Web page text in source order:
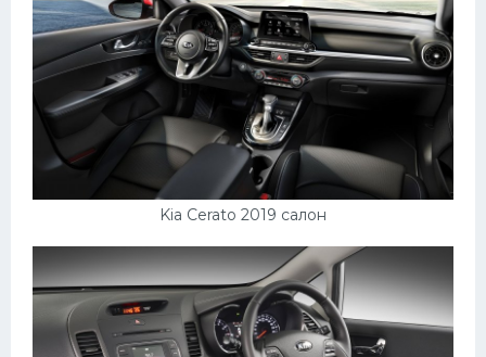
Kia Cerato 2019 салон